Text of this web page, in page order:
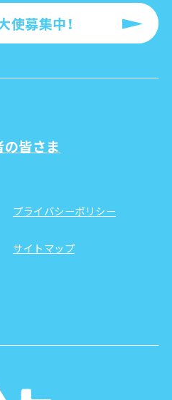
使募集中！
の皆さま
プライバシーポリシー
サイトマップ